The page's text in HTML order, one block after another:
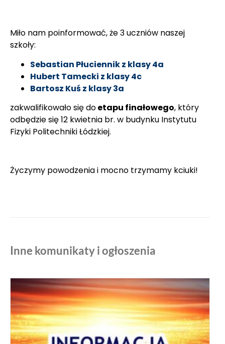
Miło nam poinformować, że 3 uczniów naszej
szkoły:
Sebastian Płuciennik z klasy 4a
Hubert Tamecki z klasy 4c
Bartosz Kuś z klasy 3a
zakwalifikowało się doetapu finałowego, który
odbędzie się 12 kwietnia br. w budynku Instytutu
Fizyki Politechniki Łódzkiej.
Życzymy powodzenia i mocno trzymamy kciuki!
Inne komunikaty i ogłoszenia